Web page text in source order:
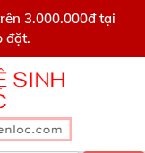
3.000.000đ tại
đặt.